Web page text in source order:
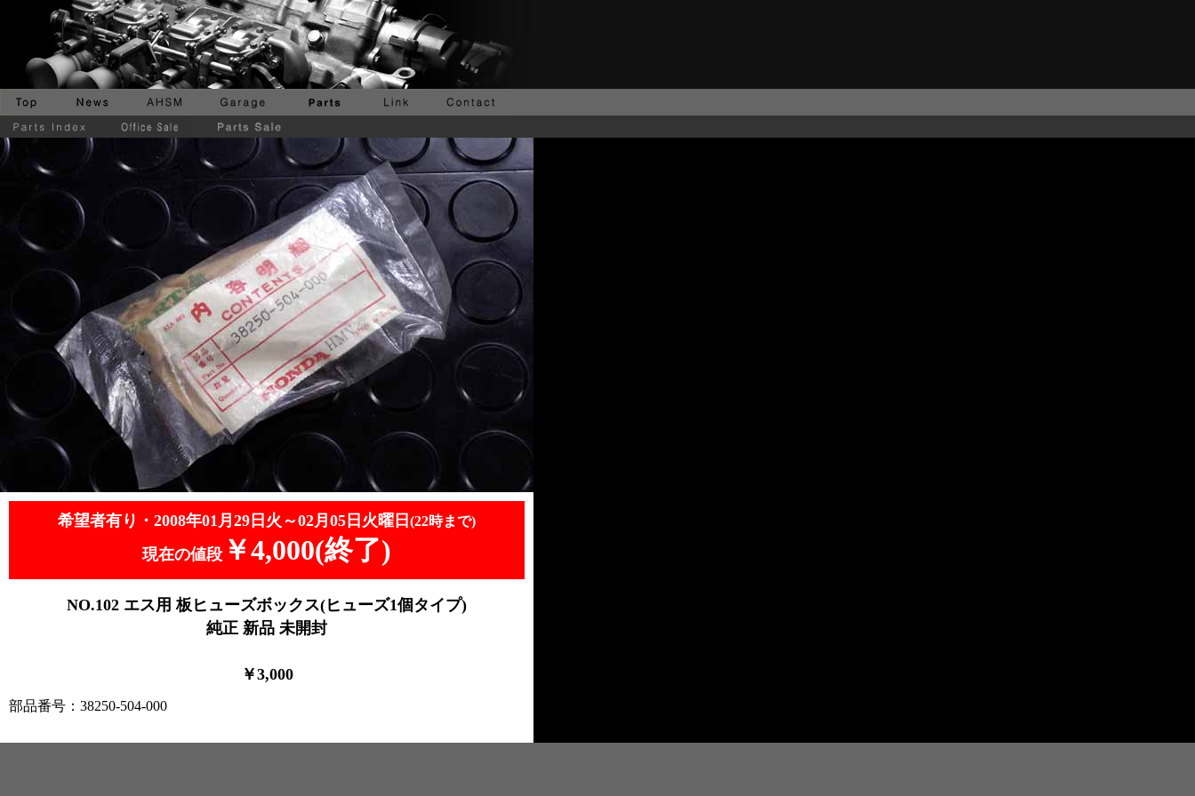
希望者有り・2008年01月29日火～02月05日火曜日 (22時まで)
現在の値段 ￥4,000(終了)
NO.102 エス用 板ヒューズボックス(ヒューズ1個タイプ)
純正 新品 未開封
￥3,000
部品番号：38250-504-000